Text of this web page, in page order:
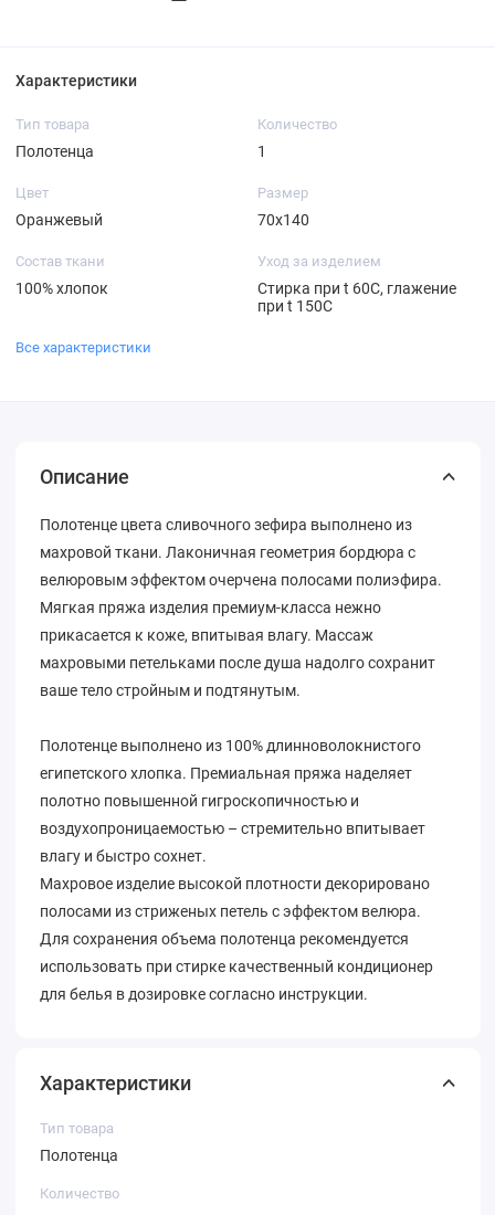
Характеристики
Тип товара
Полотенца
Количество
1
Цвет
Оранжевый
Размер
70х140
Состав ткани
100% хлопок
Уход за изделием
Стирка при t 60С, глажение
при t 150C
Все характеристики
Описание
Полотенце цвета сливочного зефира выполнено из
махровой ткани. Лаконичная геометрия бордюра с
велюровым эффектом очерчена полосами полиэфира.
Мягкая пряжа изделия премиум-класса нежно
прикасается к коже, впитывая влагу. Массаж
махровыми петельками после душа надолго сохранит
ваше тело стройным и подтянутым.
Полотенце выполнено из 100% длинноволокнистого
египетского хлопка. Премиальная пряжа наделяет
полотно повышенной гигроскопичностью и
воздухопроницаемостью – стремительно впитывает
влагу и быстро сохнет.
Махровое изделие высокой плотности декорировано
полосами из стриженых петель с эффектом велюра.
Для сохранения объема полотенца рекомендуется
использовать при стирке качественный кондиционер
для белья в дозировке согласно инструкции.
Характеристики
Тип товара
Полотенца
Количество